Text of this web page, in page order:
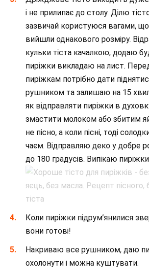
і не прилипає до столу. Ділю
зазвичай користуюся вагами,
вийшли однакового розміру.
кульки тіста качалкою, додаю
пиріжки викладаю на лист.
пиріжкам потрібно дати
рушником та залишаю на 15
як відправляти пиріжки в
змастити молоком або збитим
не пісно, а коли пісні, тоді
чаєм. Відправляю деко у добре
до 180 градусів. Випікаю
Коли пиріжки підрум’янилися
вони готові!
Накриваю все рушником, даю
охолонути і можна куштувати.